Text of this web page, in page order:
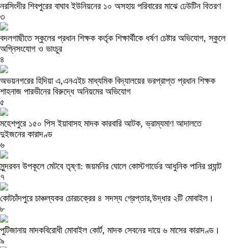
নরসিংদীর শিবপুরের বাঘাব ইউনিয়নের ১০ অসহায় পরিবারের মাঝে ঢেউটিন বিতরণ
৩
বদলগাছীতে স্কুলের প্রধান শিক্ষক কর্তৃক শিক্ষার্থীকে ধর্ষণ চেষ্টার অভিযোগ, স্কুলে
অগ্নিসংযোগ ও ভাংচুর
৪
অভয়নগরের হিদিয়া এ,এনএইচ মাধ্যমিক বিদ্যালয়ের ভরপ্রাপ্ত প্রধান শিক্ষক
শাহনাজ পারভীনের বিরুদ্ধে অনিয়মের অভিযোগ
৫
মহেশপুরে ১৫০ পিস ইয়াবাসহ মাদক কারবারি আটক, ভ্রাম্যমাণ আদালতে
দুইজনের কারাদণ্ড
৬
সুন্দরবন উপকূলে মেটবে তৃষ্ণা: জয়মনির ঘোলে কোস্টগার্ডের আধুনিক পানির প্ল্যান্ট
৭
কোটচাঁদপুরে চাঞ্চল্যকর চোরচক্রের ৪ সদস্য গ্রেপ্তার,উদ্ধার ২টি মোবাইল।
৮
পুটিজানায় মাদকবিরোধী মোবাইল কোর্ট, মাদক সেবনের দায়ে ৬ মাসের কারাদণ্ড।
৯